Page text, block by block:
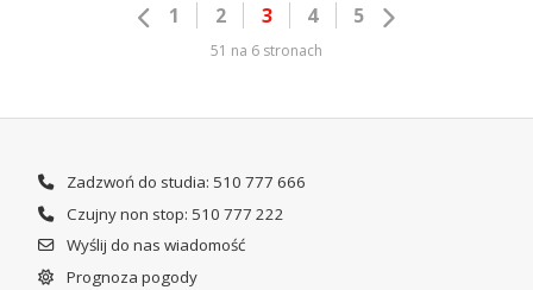
1 2 3 4 5
51 na 6 stronach
Zadzwoń do studia: 510 777 666
Czujny non stop: 510 777 222
Wyślij do nas wiadomość
Prognoza pogody